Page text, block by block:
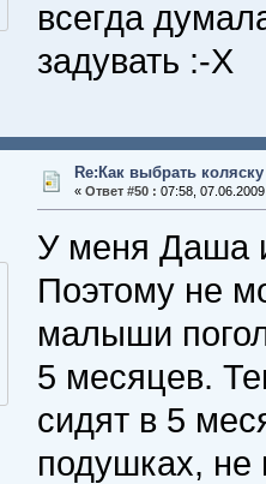
всегда
задувать :-X
Re:Как выбрать коляску
« Ответ #50 : 07:58,
У меня Даша
Поэтому не
малыши
5 месяцев.
сидят в 5
подушках, не